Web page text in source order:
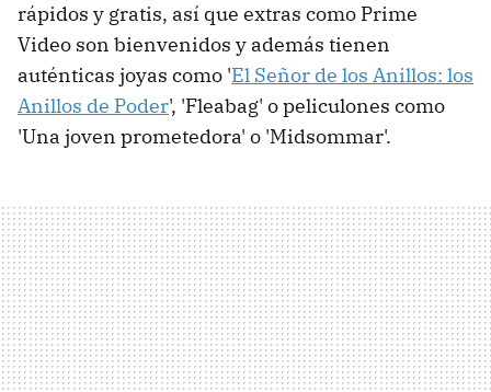
rápidos y gratis, así que extras como Prime
Video son bienvenidos y además tienen
auténticas joyas como 'El Señor de los Anillos: los
Anillos de Poder', 'Fleabag' o peliculones como
'Una joven prometedora' o 'Midsommar'.